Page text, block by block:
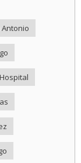
Antonio